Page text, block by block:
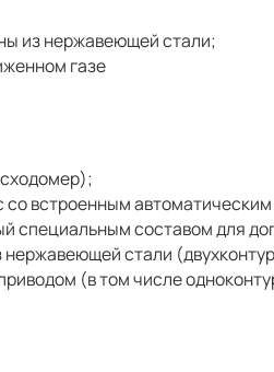
из нержавеющей стали;
газе
встроенным автоматическим
специальным составом для
стали
(в том числе